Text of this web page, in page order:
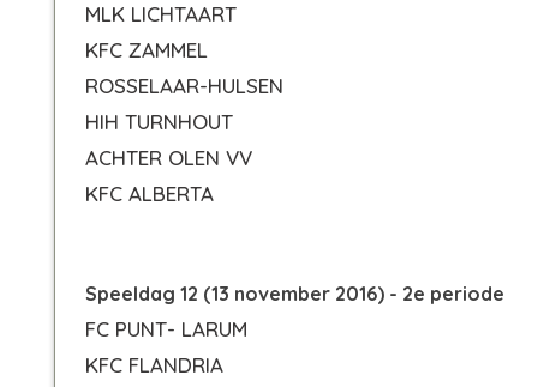
MLK LICHTAART
KFC ZAMMEL
ROSSELAAR-HULSEN
HIH TURNHOUT
ACHTER OLEN VV
KFC ALBERTA
Speeldag 12 (13 november 2016) - 2e periode
FC PUNT- LARUM
KFC FLANDRIA